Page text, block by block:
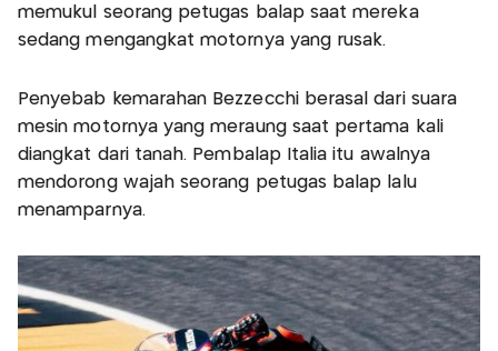
memukul seorang petugas balap saat mereka
sedang mengangkat motornya yang rusak.
Penyebab kemarahan Bezzecchi berasal dari suara
mesin motornya yang meraung saat pertama kali
diangkat dari tanah. Pembalap Italia itu awalnya
mendorong wajah seorang petugas balap lalu
menamparnya.